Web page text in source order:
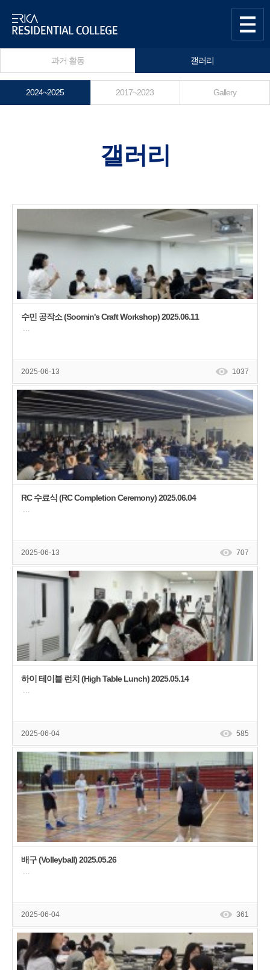
한양대학교
College센터
과거 활동 갤러리
2024~2025 2017~2023 Gallery
갤러리
수민 공작소 (Soomin's Craft Workshop) 2025.06.11
···
2025-06-13 1037
RC 수료식 (RC Completion Ceremony) 2025.06.04
···
2025-06-13 707
하이 테이블 런치 (High Table Lunch) 2025.05.14
···
2025-06-04 585
배구 (Volleyball) 2025.05.26
···
2025-06-04 361